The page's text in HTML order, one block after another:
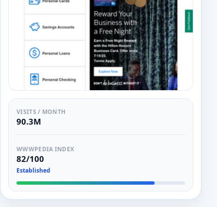
VISITS / MONTH
90.3M
WWWPEDIA INDEX
82/100
Established